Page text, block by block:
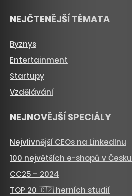
NEJČTENĚJŠÍ TÉMATA
Byznys
Entertainment
Startupy
Vzdělávání
NEJNOVĚJŠÍ SPECIÁLY
Nejvlivnější CEOs na LinkedInu
100 největších e-shopů v Česku
CC25 – 2024
TOP 20 🇨🇿 herních studií